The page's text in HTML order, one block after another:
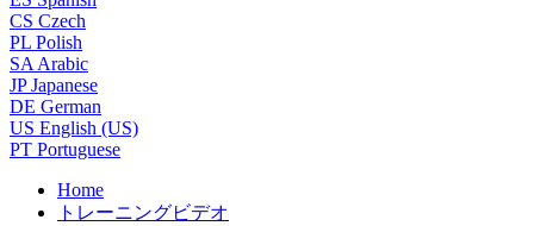
CS Czech
PL Polish
SA Arabic
JP Japanese
DE German
US English (US)
PT Portuguese
Home
トレーニングビデオ